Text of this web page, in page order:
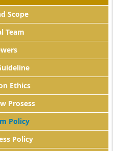
Scope
Team
Ethics
Prosess
Policy
Policy